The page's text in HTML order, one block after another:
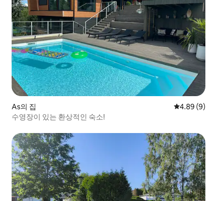
As의 집 평점 4.89점
4.89 (9)
수영장이 있는 환상적인 숙소!